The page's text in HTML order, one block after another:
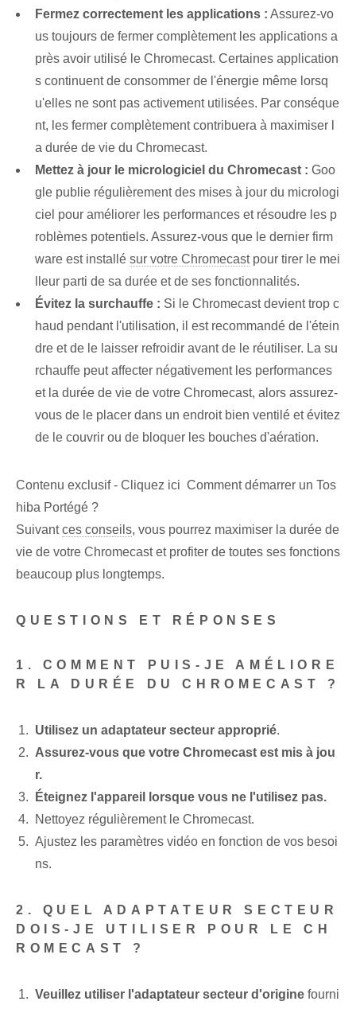
Fermez correctement les applications : Assurez-vo
us toujours de fermer complètement les applications a
près avoir utilisé le⁤ Chromecast. Certaines application
s continuent de consommer de l'énergie même lorsq
u'elles ne sont pas activement utilisées. Par conséque
nt, les fermer complètement contribuera à maximiser l
a durée de vie du Chromecast.
Mettez à jour le micrologiciel du Chromecast : Goo
gle publie régulièrement des mises à jour du micrologi
ciel pour améliorer les performances et résoudre les p
roblèmes potentiels. Assurez-vous que le dernier firm
ware est installé sur votre Chromecastpour tirer le mei
lleur parti de sa durée et de ses fonctionnalités.
Évitez la surchauffe : Si le Chromecast devient trop c
haud pendant l'utilisation,⁢ il est recommandé de l'étein
dre et de le laisser refroidir avant de le réutiliser. La su
rchauffe peut affecter négativement les performances
et la durée de vie de votre Chromecast, alors assurez-
vous de le placer dans un endroit bien ventilé et évitez
de le couvrir ou de bloquer les bouches d'aération.
Contenu exclusif - Cliquez ici Comment démarrer un Tos
hiba Portégé ?
Suivantces conseils, vous pourrez maximiser la durée de
vie de votre Chromecast et profiter de toutes ses fonctions⁤
beaucoup plus longtemps.
QUESTIONS ET RÉPONSES
1. COMMENT PUIS-JE AMÉLIORE
R LA DURÉE DU CHROMECAST ?
Utilisez un adaptateur secteur approprié.
Assurez-vous que votre Chromecast est mis à jou
r.
Éteignez l'appareil ⁢lorsque vous ne l'utilisez pas⁤.
Nettoyez régulièrement le Chromecast.
Ajustez les paramètres vidéo ⁢en fonction de vos besoi
ns.
2. QUEL ADAPTATEUR SECTEUR
DOIS-JE UTILISER POUR LE CH
ROMECAST ?
Veuillez utiliser l'adaptateur secteur d'origine fourni